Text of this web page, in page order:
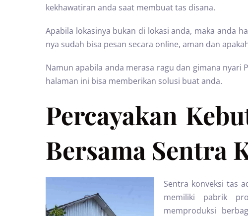
kekhawatiran anda saat membuat tas disana.
Apabila lokasinya bukan di lokasi anda, maka anda
nya sudah bisa pesan secara online, aman dan
Namun apabila anda merasa ragu dan gimana nyari
halaman ini bisa memberikan solusi buat anda.
Percayakan
Bersama Sentra
Sentra konveksi tas
memiliki pabrik
memproduksi